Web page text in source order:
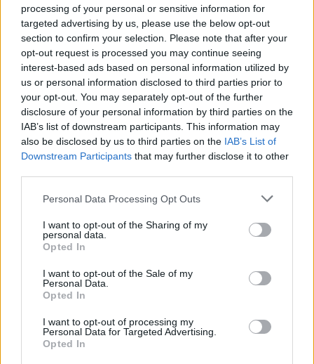
processing of your personal or sensitive information for
targeted advertising by us, please use the below opt-out
section to confirm your selection. Please note that after your
opt-out request is processed you may continue seeing
interest-based ads based on personal information utilized by
us or personal information disclosed to third parties prior to
your opt-out. You may separately opt-out of the further
disclosure of your personal information by third parties on the
IAB’s list of downstream participants. This information may
also be disclosed by us to third parties on the IAB’s List of
Downstream Participants that may further disclose it to other
Personal Data Processing Opt Outs
I want to opt-out of the Sharing of my
personal data.
Opted In
I want to opt-out of the Sale of my
Personal Data.
Opted In
I want to opt-out of processing my
Personal Data for Targeted Advertising.
Opted In
e-cars.hu
Elektromosan közlekedsz, vagy a váltáson töprengsz?
Érdekelnek a legfrissebb hírek az e-autók világából, vagy
foglalkoztatnak a legújabb fejlesztések az elektromosság és a
fenntarthatóság területén? Akkor jó helyen jársz!
KAPCSOLÓDÓ CIKKEK